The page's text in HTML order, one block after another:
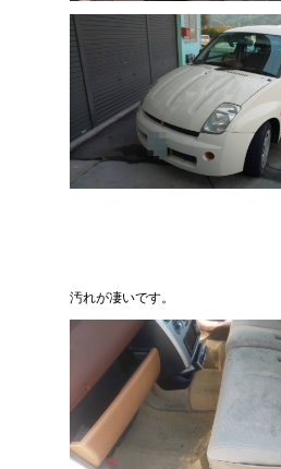
汚れが凄いです。